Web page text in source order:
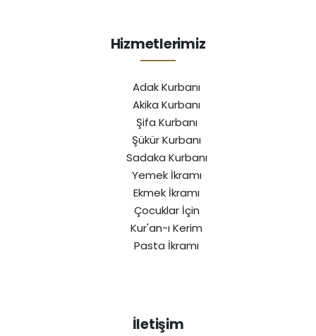
Hizmetlerimiz
Adak Kurbanı
Akika Kurbanı
Şifa Kurbanı
Şükür Kurbanı
Sadaka Kurbanı
Yemek İkramı
Ekmek İkramı
Çocuklar İçin
Kur'an-ı Kerim
Pasta İkramı
İletişim